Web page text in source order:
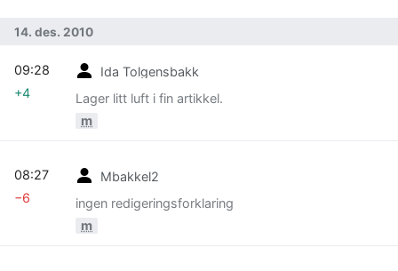
14. des. 2010
Ida Tolgensbakk
Lager litt luft i fin artikkel.
m
09:28
+4
Mbakkel2
ingen redigeringsforklaring
m
08:27
−6